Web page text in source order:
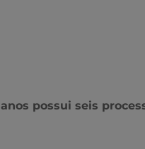
possui seis